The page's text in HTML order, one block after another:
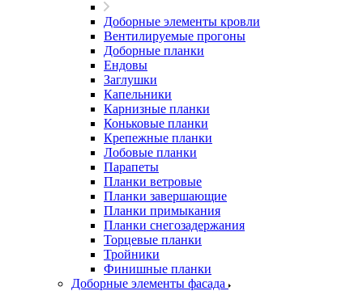
Доборные элементы кровли
Вентилируемые прогоны
Доборные планки
Ендовы
Заглушки
Капельники
Карнизные планки
Коньковые планки
Крепежные планки
Лобовые планки
Парапеты
Планки ветровые
Планки завершающие
Планки примыкания
Планки снегозадержания
Торцевые планки
Тройники
Финишные планки
Доборные элементы фасада